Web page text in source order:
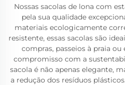
Nossas sacolas de lona com
pela sua qualidade
materiais ecologicamente
resistente, essas sacolas são
compras, passeios à praia ou
compromisso com a
sacola é não apenas elegante,
a redução dos resíduos